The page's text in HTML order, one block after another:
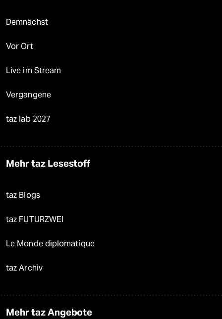
Demnächst
Vor Ort
Live im Stream
Vergangene
taz lab 2027
Mehr taz Lesestoff
taz Blogs
taz FUTURZWEI
Le Monde diplomatique
taz Archiv
Mehr taz Angebote